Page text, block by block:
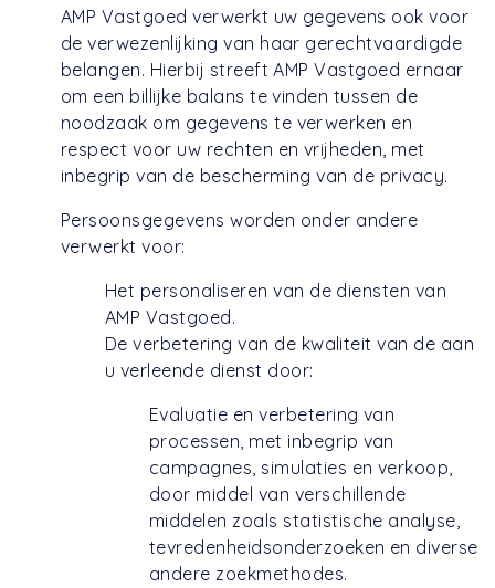
AMP Vastgoed verwerkt uw gegevens ook voor
de verwezenlijking van haar gerechtvaardigde
belangen. Hierbij streeft AMP Vastgoed ernaar
om een billijke balans te vinden tussen de
noodzaak om gegevens te verwerken en
respect voor uw rechten en vrijheden, met
inbegrip van de bescherming van de privacy.
Persoonsgegevens worden onder andere
verwerkt voor:
Het personaliseren van de diensten van
AMP Vastgoed.
De verbetering van de kwaliteit van de aan
u verleende dienst door:
Evaluatie en verbetering van
processen, met inbegrip van
campagnes, simulaties en verkoop,
door middel van verschillende
middelen zoals statistische analyse,
tevredenheidsonderzoeken en diverse
andere zoekmethodes.